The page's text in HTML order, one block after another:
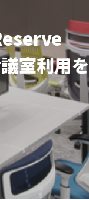
室利用を